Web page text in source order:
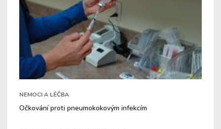
NEMOCI A LÉČBA
Očkování proti pneumokokovým infekcím